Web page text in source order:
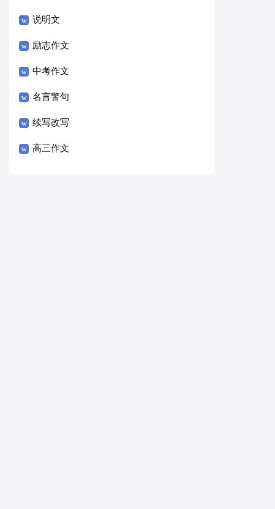
说明文
励志作文
中考作文
名言警句
续写改写
高三作文